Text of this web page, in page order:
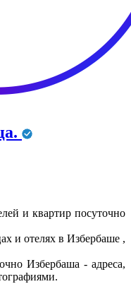
и квартир посуточно
и отелях в Избербаше ,
Избербаша - адреса,